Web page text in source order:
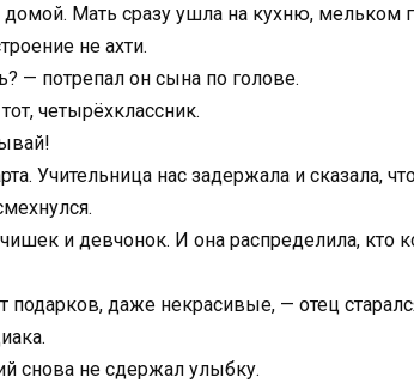
Мать сразу ушла на кухню, мельком
не ахти.
— потрепал он сына по голове.
четырёхклассник.
Учительница нас задержала и сказала,
и девчонок. И она распределила, кто
даже некрасивые, — отец
снова не сдержал улыбку.